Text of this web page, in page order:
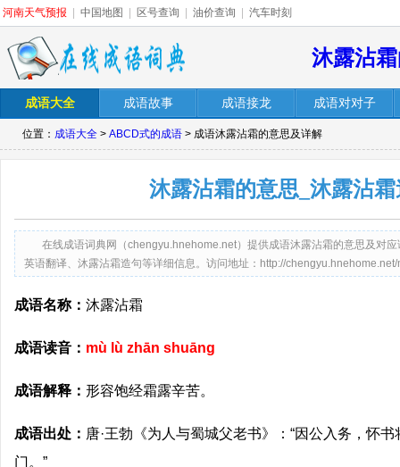
河南天气预报 中国地图 区号查询 油价查询 汽车时刻
沐露沾
成语大全 成语故事 成语接龙 成语对对子
位置： 成语大全 > ABCD式的成语 > 成语沐露沾霜的意思及详解
沐露沾霜的意思_沐露沾
在线成语词典网（chengyu.hnehome.net）提供成语沐露沾霜的意思及对
英语翻译、沐露沾霜造句等详细信息。访问地址：http://
成语名称： 沐露沾霜
成语读音： mù lù zhān shuāng
成语解释： 形容饱经霜露辛苦。
成语出处： 唐·王勃《为人与蜀城父老书》：“因公入务，怀
门。”